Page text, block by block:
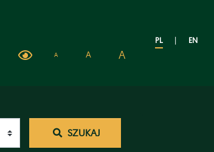
PL | EN
A A A
SZUKAJ